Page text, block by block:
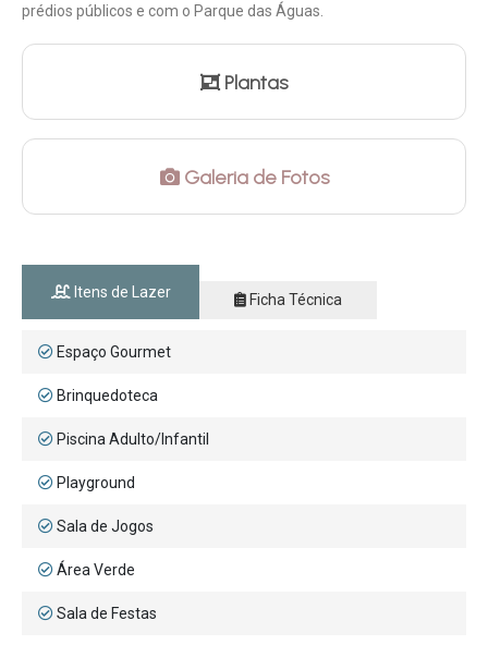
prédios públicos e com o Parque das Águas.
Plantas
Galeria de Fotos
Itens de Lazer Ficha Técnica
Espaço Gourmet
Brinquedoteca
Piscina Adulto/Infantil
Playground
Sala de Jogos
Área Verde
Sala de Festas